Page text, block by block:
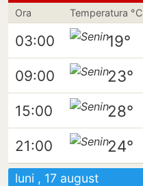
Ora Temperatura °C
03:00 19°
09:00 23°
15:00 28°
21:00 24°
luni , 17 august